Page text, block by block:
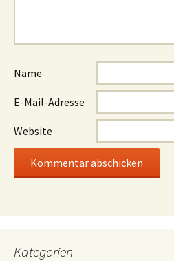
Name
E-Mail-Adresse
Website
Kategorien